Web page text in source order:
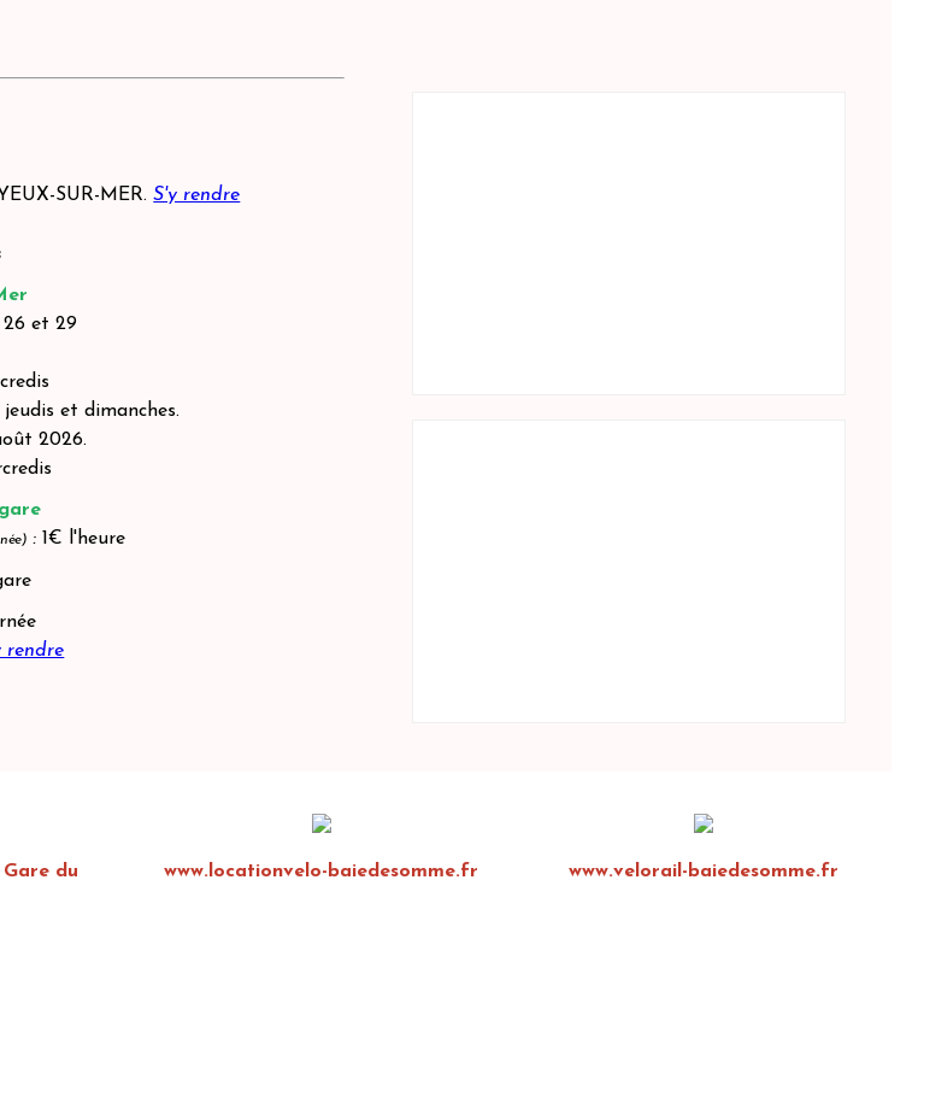
SUR-MER. S'y rendre
26 et 29
et dimanches.
2026.
:1€ l'heure
rendre
Gare du
www.locationvelo-baiedesomme.fr www.velorail-baiedesomme.fr